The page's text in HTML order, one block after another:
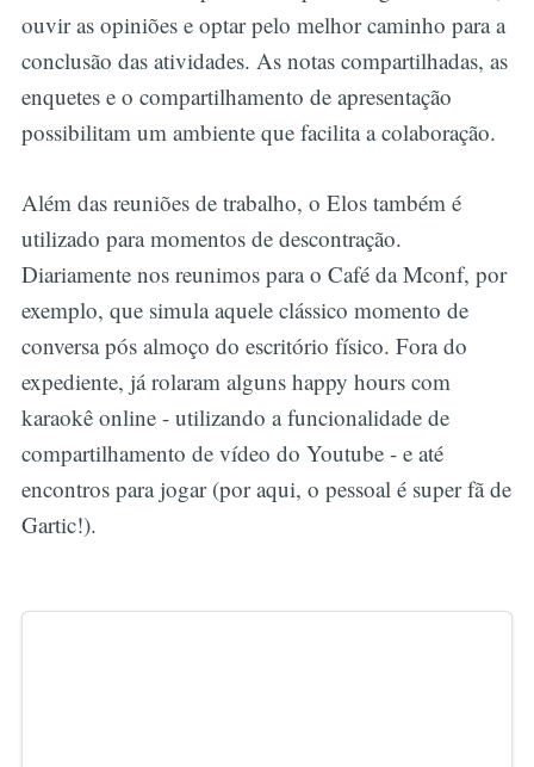
ouvir as opiniões e optar pelo melhor caminho para a
conclusão das atividades. As notas compartilhadas, as
enquetes e o compartilhamento de apresentação
possibilitam um ambiente que facilita a colaboração.
Além das reuniões de trabalho, o Elos também é
utilizado para momentos de descontração.
Diariamente nos reunimos para o Café da Mconf, por
exemplo, que simula aquele clássico momento de
conversa pós almoço do escritório físico. Fora do
expediente, já rolaram alguns happy hours com
karaokê online - utilizando a funcionalidade de
compartilhamento de vídeo do Youtube - e até
encontros para jogar (por aqui, o pessoal é super fã de
Gartic!).